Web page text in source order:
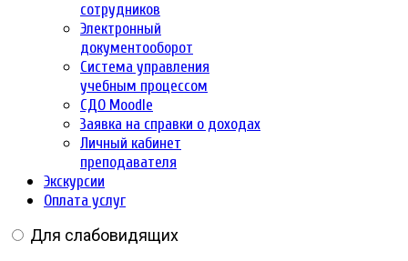
сотрудников
Электронный
документооборот
Система управления
учебным процессом
СДО Moodle
Заявка на справки о доходах
Личный кабинет
преподавателя
Экскурсии
Оплата услуг
Для слабовидящих